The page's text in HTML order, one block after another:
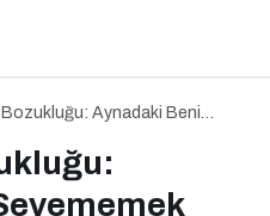
Bozukluğu: Aynadaki Beni